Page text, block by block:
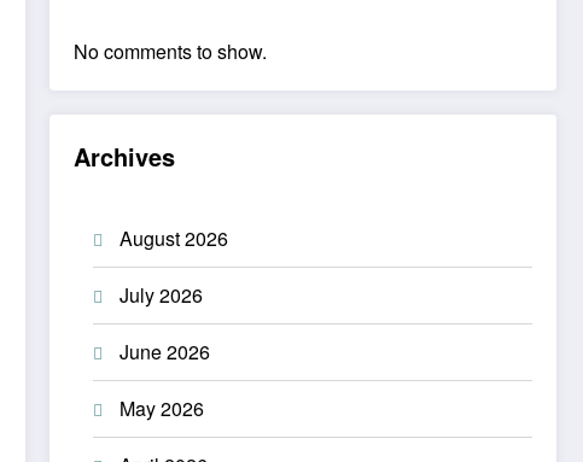
No comments to show.
Archives
August 2026
July 2026
June 2026
May 2026